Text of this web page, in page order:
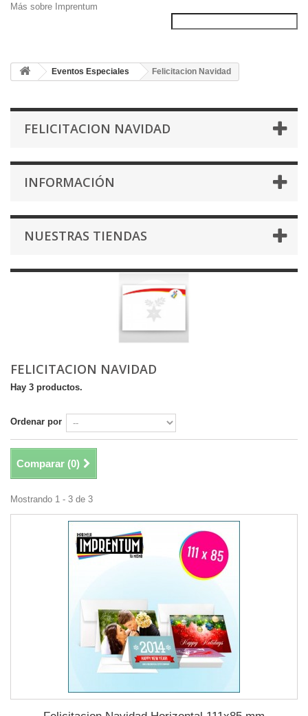
Más sobre Imprentum
Eventos Especiales Felicitacion Navidad
FELICITACION NAVIDAD
INFORMACIÓN
NUESTRAS TIENDAS
FELICITACION NAVIDAD
Hay 3 productos.
Ordenar por
Comparar (0)
Mostrando 1 - 3 de 3